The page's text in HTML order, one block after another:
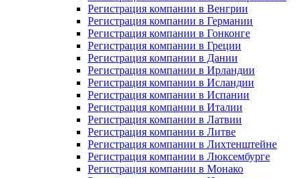
Регистрация компании в Венгрии
Регистрация компании в Германии
Регистрация компании в Гонконге
Регистрация компании в Греции
Регистрация компании в Дании
Регистрация компании в Ирландии
Регистрация компании в Исландии
Регистрация компании в Испании
Регистрация компании в Италии
Регистрация компании в Латвии
Регистрация компании в Литве
Регистрация компании в Лихтенштейне
Регистрация компании в Люксембурге
Регистрация компании в Монако